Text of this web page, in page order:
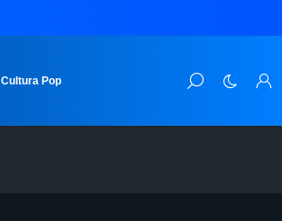
Cultura Pop